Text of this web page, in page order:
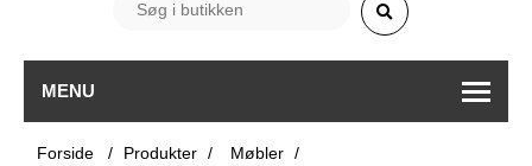
MENU
Forside / Produkter / Møbler /